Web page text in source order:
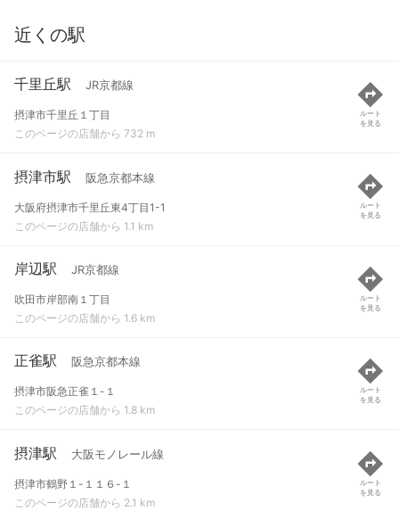
近くの駅
千里丘駅 JR京都線
摂津市千里丘１丁目
このページの店舗から 732 m
ルート
を見る
摂津市駅 阪急京都本線
大阪府摂津市千里丘東4丁目1-1
このページの店舗から 1.1 km
ルート
を見る
岸辺駅 JR京都線
吹田市岸部南１丁目
このページの店舗から 1.6 km
ルート
を見る
正雀駅 阪急京都本線
摂津市阪急正雀１-１
このページの店舗から 1.8 km
ルート
を見る
摂津駅 大阪モノレール線
摂津市鶴野１-１１６-１
このページの店舗から 2.1 km
ルート
を見る